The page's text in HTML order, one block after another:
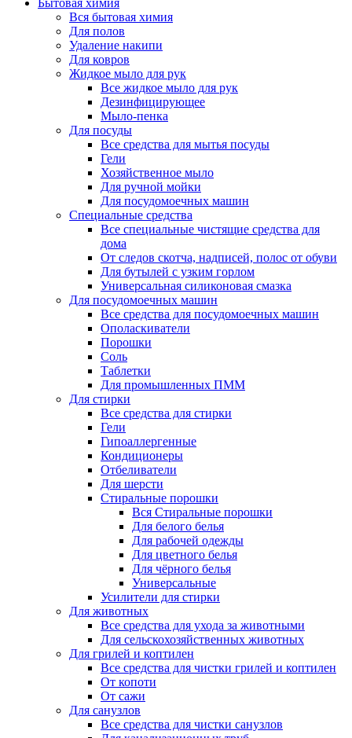
Бытовая химия
Вся бытовая химия
Для полов
Удаление накипи
Для ковров
Жидкое мыло для рук
Все жидкое мыло для рук
Дезинфицирующее
Мыло-пенка
Для посуды
Все средства для мытья посуды
Гели
Хозяйственное мыло
Для ручной мойки
Для посудомоечных машин
Специальные средства
Все специальные чистящие средства для
дома
От следов скотча, надписей, полос от обуви
Для бутылей с узким горлом
Универсальная силиконовая смазка
Для посудомоечных машин
Все средства для посудомоечных машин
Ополаскиватели
Порошки
Соль
Таблетки
Для промышленных ПММ
Для стирки
Все средства для стирки
Гели
Гипоаллергенные
Кондиционеры
Отбеливатели
Для шерсти
Стиральные порошки
Вся Стиральные порошки
Для белого белья
Для рабочей одежды
Для цветного белья
Для чёрного белья
Универсальные
Усилители для стирки
Для животных
Все средства для ухода за животными
Для сельскохозяйственных животных
Для грилей и коптилен
Все средства для чистки грилей и коптилен
От копоти
От сажи
Для санузлов
Все средства для чистки санузлов